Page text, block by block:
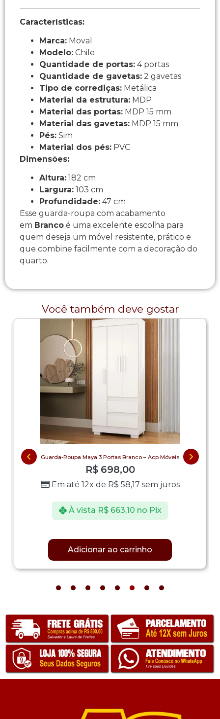
Características:
Marca: Moval
Modelo: Chile
Quantidade de portas: 4 portas
Quantidade de gavetas: 2 gavetas
Tipo de corrediças: Metálica
Material da estrutura: MDP
Material das portas: MDP 15 mm
Material das gavetas: MDP 15 mm
Pés: Sim
Material dos pés: PVC
Dimensões:
Altura: 182 cm
Largura: 103 cm
Profundidade: 47 cm
Esse guarda-roupa com acabamento
em Branco é uma excelente escolha para
quem deseja um móvel resistente, prático e
que combine facilmente com a decoração do
quarto.
Você também deve gostar
Guarda-Roupa Maya 3 Portas Branco – Acp Móveis
R$698,00
Em até 12x de R$ 58,17 sem juros
À vista R$663,10 no Pix
Adicionar ao carrinho